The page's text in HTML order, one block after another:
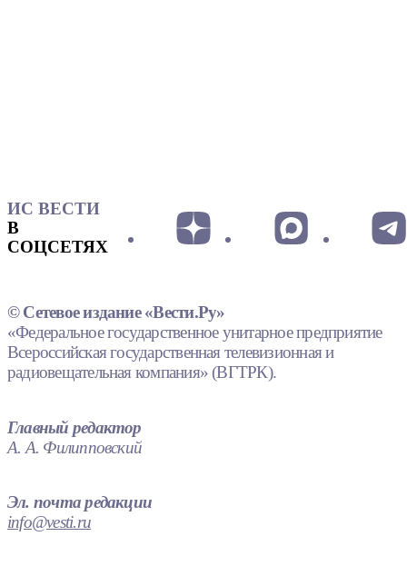
ИС ВЕСТИ
В
СОЦСЕТЯХ
© Сетевое издание «Вести.Ру»
«Федеральное государственное унитарное предприятие
Всероссийская государственная телевизионная и
радиовещательная компания» (ВГТРК).
Главный редактор
А. А. Филипповский
Эл. почта редакции
info@vesti.ru